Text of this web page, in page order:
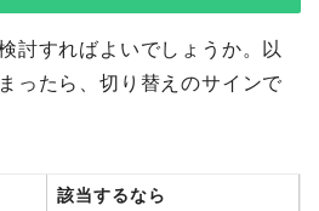
討すればよいでしょうか。以
ったら、切り替えのサインで
該当するなら